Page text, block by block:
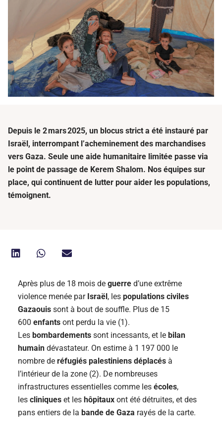
Depuis le 2 mars 2025, un blocus strict a été instauré par
Israël, interrompant l’acheminement des marchandises
vers Gaza. Seule une aide humanitaire limitée passe via
le point de passage de Kerem Shalom. Nos équipes sur
place, qui continuent de lutter pour aider les populations,
témoignent.
Après plus de 18 mois de guerre d’une extrême
violence menée par Israël, les populations civiles
Gazaouis sont à bout de souffle. Plus de 15
600 enfants ont perdu la vie (1).
Les bombardements sont incessants, et le bilan
humain dévastateur. On estime à 1 197 000 le
nombre de réfugiés palestiniens déplacés à
l’intérieur de la zone (2). De nombreuses
infrastructures essentielles comme les écoles,
les cliniques et les hôpitaux ont été détruites, et des
pans entiers de la bande de Gaza rayés de la carte.